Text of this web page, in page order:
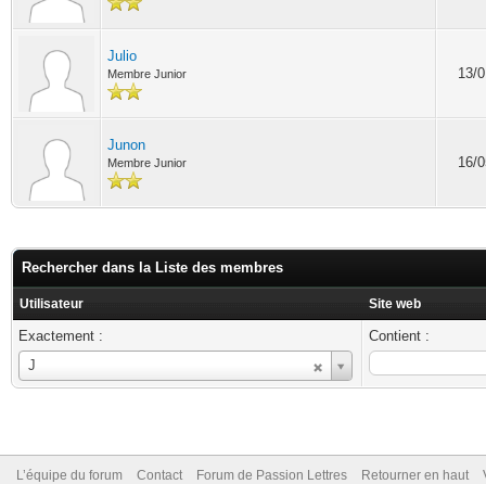
Julio
Membre Junior 13/
Junon
Membre Junior 16/
Rechercher dans la Liste des membres
Utilisateur Site web
Exactement :
J
Utilisateur
Contient :
L’équipe du forum Contact Forum de Passion Lettres Retourner en haut